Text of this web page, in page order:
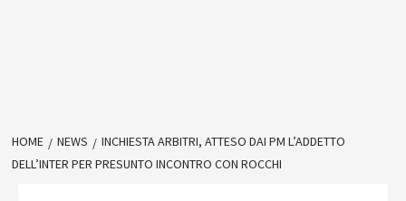
HOME NEWS
INCHIESTA ARBITRI, ATTESO DAI PM L’ADDETTO
DELL’INTER PER PRESUNTO INCONTRO CON ROCCHI